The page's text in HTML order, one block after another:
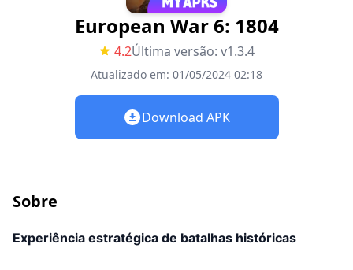
European War 6: 1804
4.2Última versão: v1.3.4
Atualizado em: 01/05/2024 02:18
Download APK
Sobre
Experiência estratégica de batalhas históricas